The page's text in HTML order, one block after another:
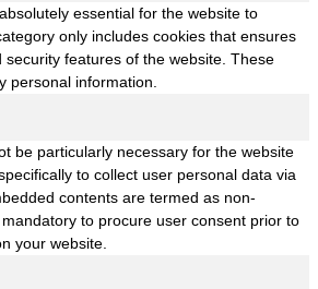
essential for the website to
only includes cookies that ensures
security features of the website. These
personal information.
be particularly necessary for the website
to collect user personal data via
contents are termed as non-
to procure user consent prior to
your website.